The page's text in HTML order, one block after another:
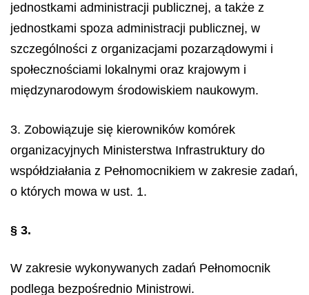
jednostkami administracji publicznej, a także z
jednostkami spoza administracji publicznej, w
szczególności z organizacjami pozarządowymi i
społecznościami lokalnymi oraz krajowym i
międzynarodowym środowiskiem naukowym.
3. Zobowiązuje się kierowników komórek
organizacyjnych Ministerstwa Infrastruktury do
współdziałania z Pełnomocnikiem w zakresie zadań,
o których mowa w ust. 1.
§ 3.
W zakresie wykonywanych zadań Pełnomocnik
podlega bezpośrednio Ministrowi.